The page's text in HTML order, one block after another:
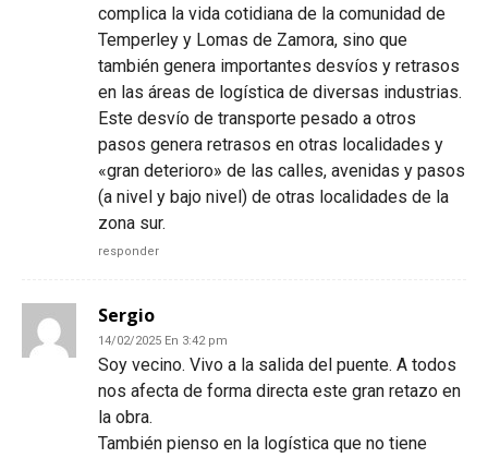
complica la vida cotidiana de la comunidad de
Temperley y Lomas de Zamora, sino que
también genera importantes desvíos y retrasos
en las áreas de logística de diversas industrias.
Este desvío de transporte pesado a otros
pasos genera retrasos en otras localidades y
«gran deterioro» de las calles, avenidas y pasos
(a nivel y bajo nivel) de otras localidades de la
zona sur.
responder
Sergio
14/02/2025 En 3:42 pm
Soy vecino. Vivo a la salida del puente. A todos
nos afecta de forma directa este gran retazo en
la obra.
También pienso en la logística que no tiene